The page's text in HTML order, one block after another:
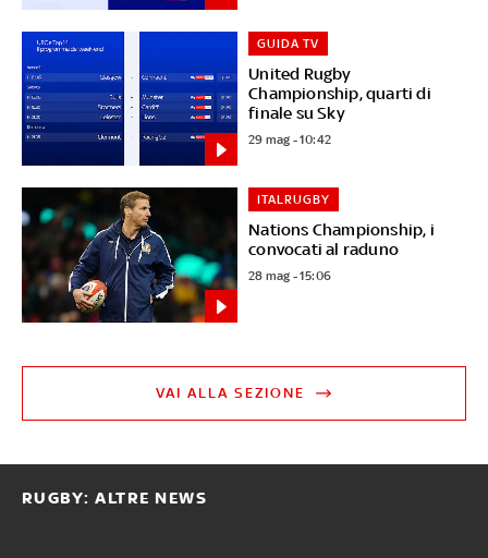
United Rugby
Championship, quarti di
finale su Sky
GUIDA TV
29 mag - 10:42
Nations Championship, i
convocati al raduno
ITALRUGBY
28 mag - 15:06
VAI ALLA SEZIONE
RUGBY: ALTRE NEWS